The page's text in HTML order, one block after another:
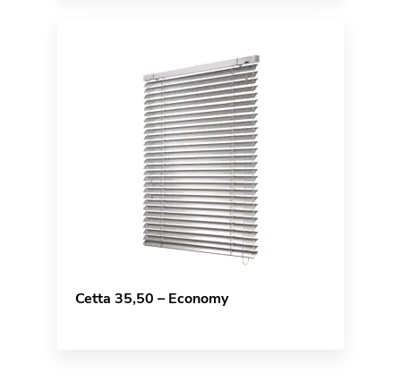
Cetta 35,50 – Economy